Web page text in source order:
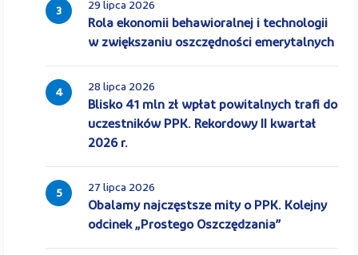
3 29 lipca 2026
Rola ekonomii behawioralnej i technologii
w zwiększaniu oszczędności emerytalnych
4 28 lipca 2026
Blisko 41 mln zł wpłat powitalnych trafi do
uczestników PPK. Rekordowy II kwartał
2026 r.
5 27 lipca 2026
Obalamy najczęstsze mity o PPK. Kolejny
odcinek „Prostego Oszczędzania”